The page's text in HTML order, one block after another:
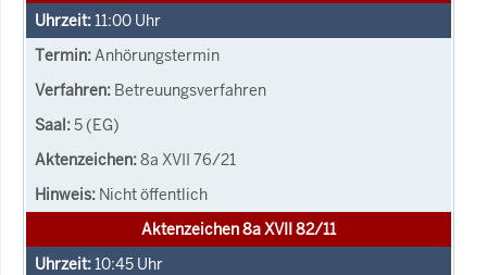
11:00 Uhr
Anhörungstermin
Betreuungsverfahren
5 (EG)
8a XVII 76/21
Nicht öffentlich
Aktenzeichen 8a XVII 82/11
10:45 Uhr